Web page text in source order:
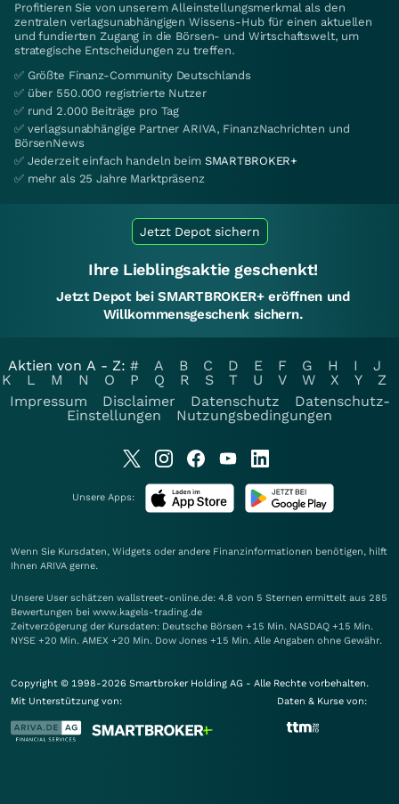
Profitieren Sie von unserem Alleinstellungsmerkmal als den
zentralen verlagsunabhängigen Wissens-Hub für einen aktuellen
und fundierten Zugang in die Börsen- und Wirtschaftswelt, um
strategische Entscheidungen zu treffen.
✅ Größte Finanz-Community Deutschlands
✅ über 550.000 registrierte Nutzer
✅ rund 2.000 Beiträge pro Tag
✅ verlagsunabhängige Partner ARIVA, FinanzNachrichten und
BörsenNews
✅ Jederzeit einfach handeln beim SMARTBROKER+
✅ mehr als 25 Jahre Marktpräsenz
Jetzt Depot sichern
Ihre Lieblingsaktie geschenkt!
Jetzt Depot bei SMARTBROKER+ eröffnen und
Willkommensgeschenk sichern.
Aktien von A - Z: # A B C D E F G H I
J
K
L M N O P Q R S T U V W X Y
Z
Impressum
Disclaimer Datenschutz
Datenschutz-
Einstellungen
Nutzungsbedingungen
Unsere Apps:
Wenn Sie Kursdaten, Widgets oder andere Finanzinformationen benötigen, hilft
Ihnen ARIVA gerne.
Unsere User schätzen wallstreet-online.de: 4.8 von 5 Sternen ermittelt aus 285
Bewertungen bei www.kagels-trading.de
Zeitverzögerung der Kursdaten: Deutsche Börsen +15 Min. NASDAQ +15 Min.
NYSE +20 Min. AMEX +20 Min. Dow Jones +15 Min. Alle Angaben ohne Gewähr.
Copyright © 1998-2026 Smartbroker Holding AG - Alle Rechte vorbehalten.
Mit Unterstützung von:
Daten & Kurse von: